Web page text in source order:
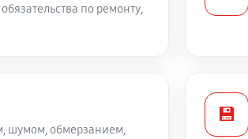
по ремонту,
шумом, обмерзанием,
💾